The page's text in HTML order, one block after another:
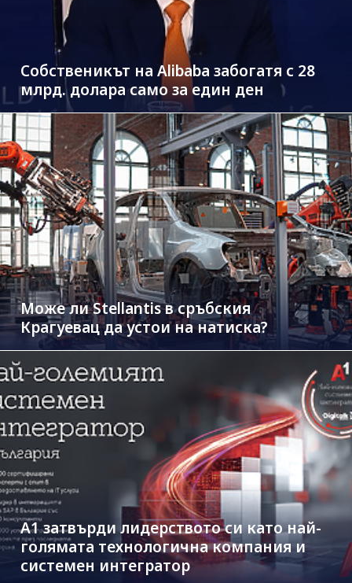
Собственикът на Alibaba забогатя с 28
млрд. долара само за един ден
Може ли Stellantis в сръбския
Крагуевац да устои на натиска?
А1 затвърди лидерството си като най-
голямата технологична компания и
системен интегратор